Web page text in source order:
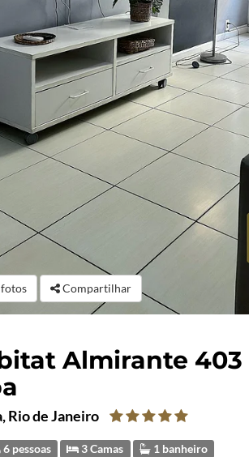
fotos Compartilhar
Almirante 403
Rio de Janeiro
6 pessoas 3 Camas 1 banheiro